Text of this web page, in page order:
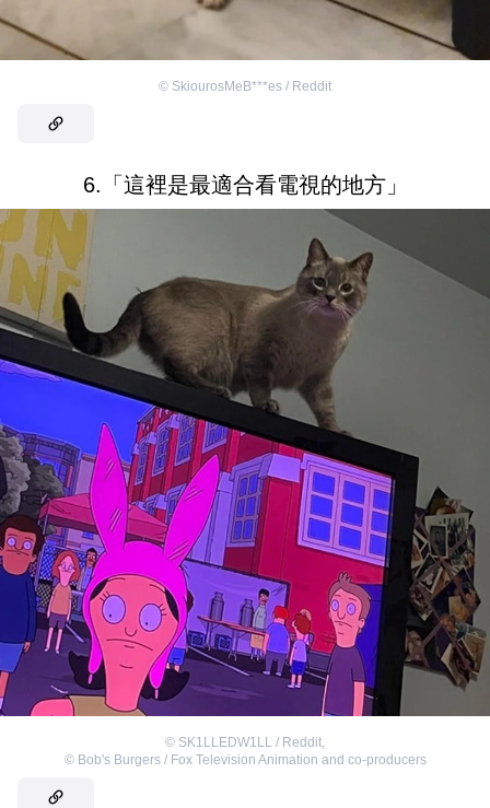
© SkiourosMeB***es / Reddit
6.「這裡是最適合看電視的地方」
© SK1LLEDW1LL / Reddit
© Bob's Burgers / Fox Television Animation and co-producers